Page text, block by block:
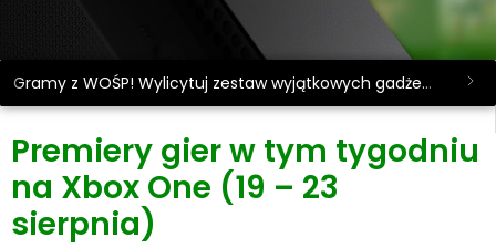
Gramy z WOŚP! Wylicytuj zestaw wyjątkowych gadżetów.
Premiery gier w tym tygodniu
na Xbox One (19 – 23
sierpnia)